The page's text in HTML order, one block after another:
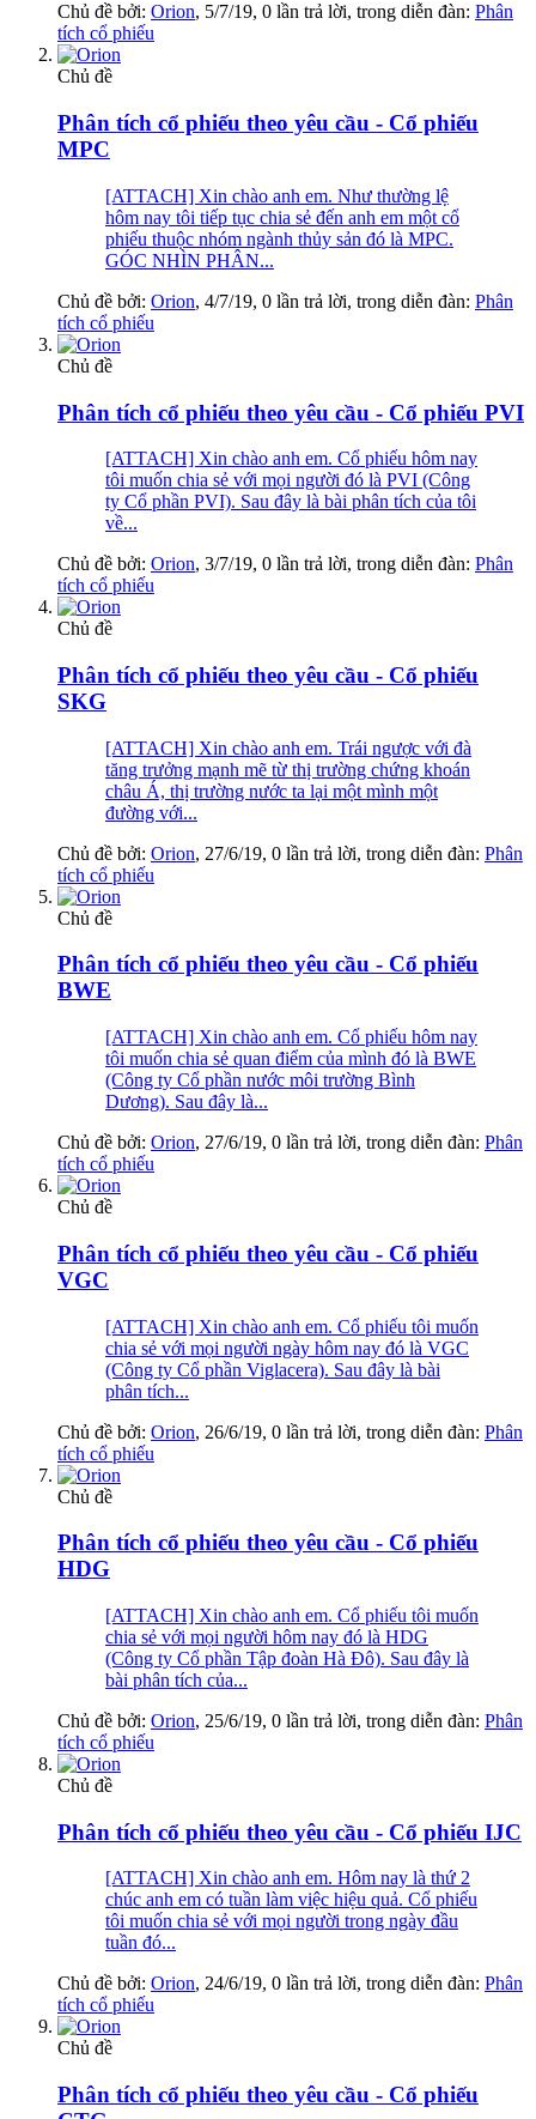
Chủ đề bởi: Orion, 5/7/19, 0 lần trả lời, trong diễn đàn: Phân
tích cổ phiếu
Chủ đề
Phân tích cổ phiếu theo yêu cầu - Cổ phiếu
MPC
[ATTACH] Xin chào anh em. Như thường lệ
hôm nay tôi tiếp tục chia sẻ đến anh em một cổ
phiếu thuộc nhóm ngành thủy sản đó là MPC.
GÓC NHÌN PHÂN...
Chủ đề bởi: Orion, 4/7/19, 0 lần trả lời, trong diễn đàn: Phân
tích cổ phiếu
Chủ đề
Phân tích cổ phiếu theo yêu cầu - Cổ phiếu PVI
[ATTACH] Xin chào anh em. Cổ phiếu hôm nay
tôi muốn chia sẻ với mọi người đó là PVI (Công
ty Cổ phần PVI). Sau đây là bài phân tích của tôi
về...
Chủ đề bởi: Orion, 3/7/19, 0 lần trả lời, trong diễn đàn: Phân
tích cổ phiếu
Chủ đề
Phân tích cổ phiếu theo yêu cầu - Cổ phiếu
SKG
[ATTACH] Xin chào anh em. Trái ngược với đà
tăng trưởng mạnh mẽ từ thị trường chứng khoán
châu Á, thị trường nước ta lại một mình một
đường với...
Chủ đề bởi: Orion, 27/6/19, 0 lần trả lời, trong diễn đàn: Phân
tích cổ phiếu
Chủ đề
Phân tích cổ phiếu theo yêu cầu - Cổ phiếu
BWE
[ATTACH] Xin chào anh em. Cổ phiếu hôm nay
tôi muốn chia sẻ quan điểm của mình đó là BWE
(Công ty Cổ phần nước môi trường Bình
Dương). Sau đây là...
Chủ đề bởi: Orion, 27/6/19, 0 lần trả lời, trong diễn đàn: Phân
tích cổ phiếu
Chủ đề
Phân tích cổ phiếu theo yêu cầu - Cổ phiếu
VGC
[ATTACH] Xin chào anh em. Cổ phiếu tôi muốn
chia sẻ với mọi người ngày hôm nay đó là VGC
(Công ty Cổ phần Viglacera). Sau đây là bài
phân tích...
Chủ đề bởi: Orion, 26/6/19, 0 lần trả lời, trong diễn đàn: Phân
tích cổ phiếu
Chủ đề
Phân tích cổ phiếu theo yêu cầu - Cổ phiếu
HDG
[ATTACH] Xin chào anh em. Cổ phiếu tôi muốn
chia sẻ với mọi người hôm nay đó là HDG
(Công ty Cổ phần Tập đoàn Hà Đô). Sau đây là
bài phân tích của...
Chủ đề bởi: Orion, 25/6/19, 0 lần trả lời, trong diễn đàn: Phân
tích cổ phiếu
Chủ đề
Phân tích cổ phiếu theo yêu cầu - Cổ phiếu IJC
[ATTACH] Xin chào anh em. Hôm nay là thứ 2
chúc anh em có tuần làm việc hiệu quả. Cổ phiếu
tôi muốn chia sẻ với mọi người trong ngày đầu
tuần đó...
Chủ đề bởi: Orion, 24/6/19, 0 lần trả lời, trong diễn đàn: Phân
tích cổ phiếu
Chủ đề
Phân tích cổ phiếu theo yêu cầu - Cổ phiếu